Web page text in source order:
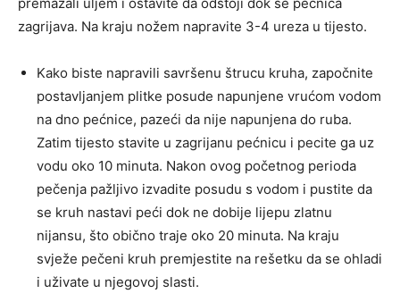
zagrijava. Na kraju nožem napravite 3-4 ureza u tijesto.
Kako biste napravili savršenu štrucu kruha, započnite
postavljanjem plitke posude napunjene vrućom vodom
na dno pećnice, pazeći da nije napunjena do ruba.
Zatim tijesto stavite u zagrijanu pećnicu i pecite ga uz
vodu oko 10 minuta. Nakon ovog početnog perioda
pečenja pažljivo izvadite posudu s vodom i pustite da
se kruh nastavi peći dok ne dobije lijepu zlatnu
nijansu, što obično traje oko 20 minuta. Na kraju
svježe pečeni kruh premjestite na rešetku da se ohladi
i uživate u njegovoj slasti.